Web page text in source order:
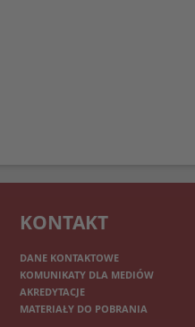
KONTAKT
DANE KONTAKTOWE
KOMUNIKATY DLA MEDIÓW
AKREDYTACJE
MATERIAŁY DO POBRANIA